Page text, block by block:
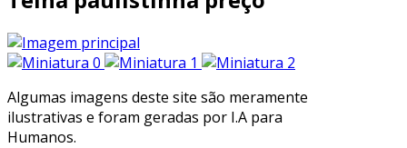
Algumas imagens deste site são meramente
ilustrativas e foram geradas por I.A para
Humanos.